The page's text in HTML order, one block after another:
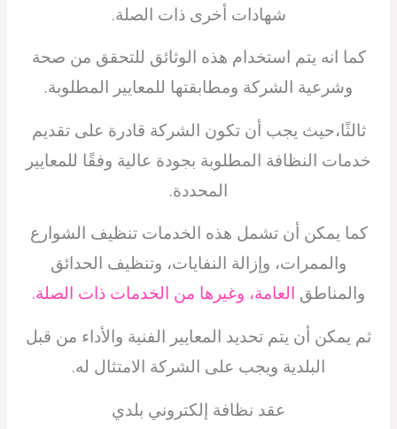
شهادات أخرى ذات الصلة.
كما انه يتم استخدام هذه الوثائق للتحقق من صحة
وشرعية الشركة ومطابقتها للمعايير المطلوبة.
ثالثًا،حيث يجب أن تكون الشركة قادرة على تقديم
خدمات النظافة المطلوبة بجودة عالية وفقًا للمعايير
المحددة.
كما يمكن أن تشمل هذه الخدمات تنظيف الشوارع
والممرات، وإزالة النفايات، وتنظيف الحدائق
والمناطق العامة، وغيرها من الخدمات ذات الصلة.
ثم يمكن أن يتم تحديد المعايير الفنية والأداء من قبل
البلدية ويجب على الشركة الامتثال له.
عقد نظافة إلكتروني بلدي